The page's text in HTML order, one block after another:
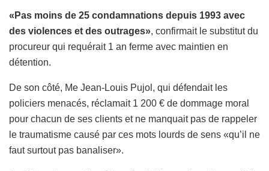
«Pas moins de 25 condamnations depuis 1993 avec
des violences et des outrages», confirmait le substitut du
procureur qui requérait 1 an ferme avec maintien en
détention.
De son côté, Me Jean-Louis Pujol, qui défendait les
policiers menacés, réclamait 1 200 € de dommage moral
pour chacun de ses clients et ne manquait pas de rappeler
le traumatisme causé par ces mots lourds de sens «qu’il ne
faut surtout pas banaliser».